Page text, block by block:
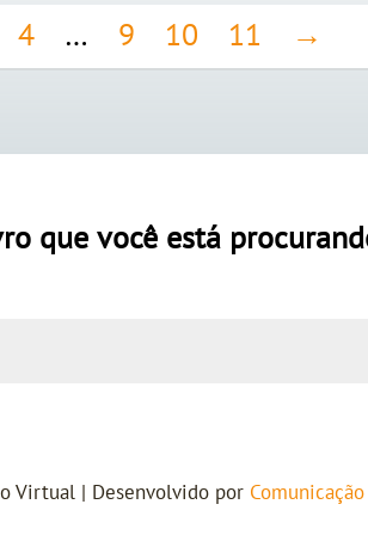
4 … 9 10 11 →
que você está
Virtual | Desenvolvido por